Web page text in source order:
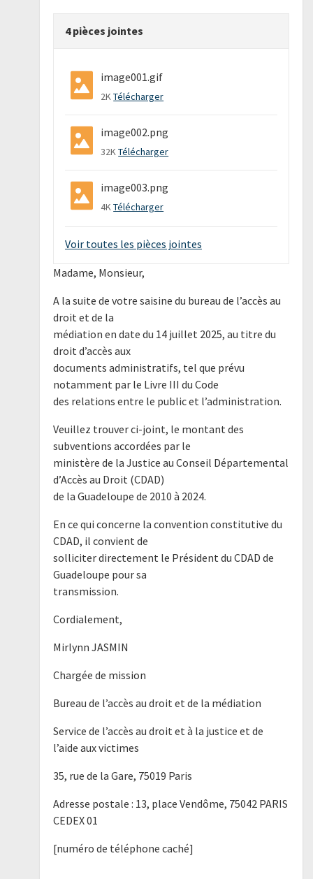
4 pièces jointes
image001.gif
2KTélécharger
image002.png
32KTélécharger
image003.png
4KTélécharger
Voir toutes les pièces jointes
Madame, Monsieur,
A la suite de votre saisine du bureau de l’accès au
droit et de la
médiation en date du 14 juillet 2025, au titre du
droit d’accès aux
documents administratifs, tel que prévu
notamment par le Livre III du Code
des relations entre le public et l’administration.
Veuillez trouver ci-joint, le montant des
subventions accordées par le
ministère de la Justice au Conseil Départemental
d’Accès au Droit (CDAD)
de la Guadeloupe de 2010 à 2024.
En ce qui concerne la convention constitutive du
CDAD, il convient de
solliciter directement le Président du CDAD de
Guadeloupe pour sa
transmission.
Cordialement,
Mirlynn JASMIN
Chargée de mission
Bureau de l’accès au droit et de la médiation
Service de l’accès au droit et à la justice et de
l’aide aux victimes
35, rue de la Gare, 75019 Paris
Adresse postale : 13, place Vendôme, 75042 PARIS
CEDEX 01
[numéro de téléphone caché]